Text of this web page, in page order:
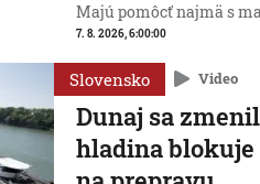
Majú pomôcť najmä s
7. 8. 2026, 6:00:00
Slovensko Video
Dunaj sa
hladina